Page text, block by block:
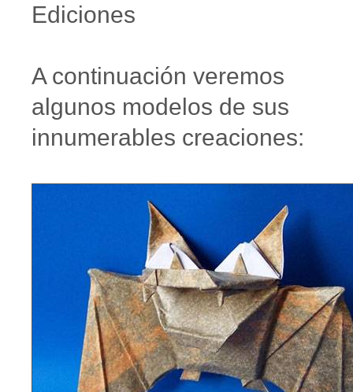
Ediciones
A continuación veremos
algunos modelos de sus
innumerables creaciones: